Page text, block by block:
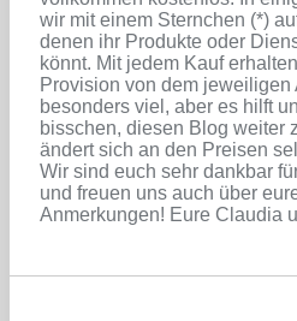
wir mit einem Sternchen (*)
denen ihr Produkte oder
könnt. Mit jedem Kauf
Provision von dem jeweiligen
besonders viel, aber es hilft
bisschen, diesen Blog weiter
ändert sich an den Preisen
Wir sind euch sehr dankbar
und freuen uns auch über
Anmerkungen! Eure Claudia